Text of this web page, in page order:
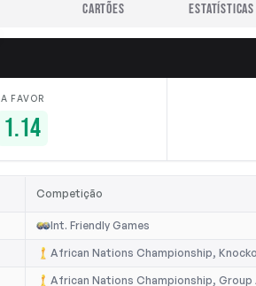
CARTÕES
A FAVOR
1.14
Competição
Int. Friendly Games
African Nations Championship,
African Nations Championship, Group